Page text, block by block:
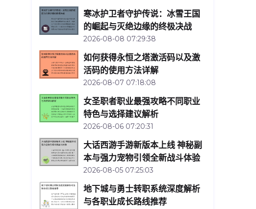
寒冰护卫者守护传说：冰雪王国
的崛起与灭绝边缘的终极决战
2026-08-08 07:29:38
如何获得永恒之塔激活码以及激
活码的使用方法详解
2026-08-07 07:18:08
女圣职者职业最强攻略不同职业
特色与选择建议解析
2026-08-06 07:20:31
大话西游手游新版本上线 神秘副
本与强力宠物引领全新战斗体验
2026-08-05 07:25:03
地下城与勇士转职系统深度解析
与各职业成长路线推荐